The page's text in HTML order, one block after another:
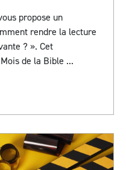
propose un
rendre la lecture
? ». Cet
de la Bible ...